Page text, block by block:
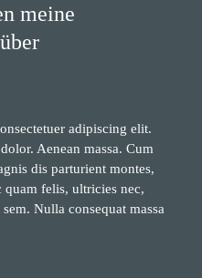
meine
adipiscing elit.
Aenean massa. Cum
dis parturient montes,
quam felis, ultricies nec,
Nulla consequat massa